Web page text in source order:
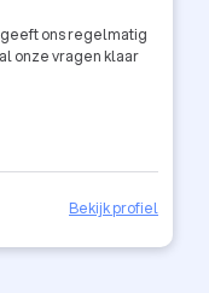
ons regelmatig
onze vragen klaar
Bekijk profiel